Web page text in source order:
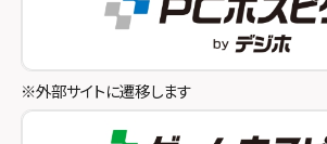
スマホスピタル池袋
スマホスピタル八王子
スマホスピタル町田
スマホスピタル和歌山
※外部サイトに遷移します